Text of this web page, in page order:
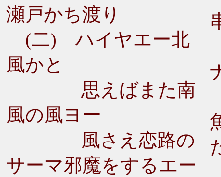
瀬戸かち渡り
(二) ハイヤエー北
風かと
思えばまた南
風の風ヨー
風さえ恋路の
サーマ邪魔をするエー